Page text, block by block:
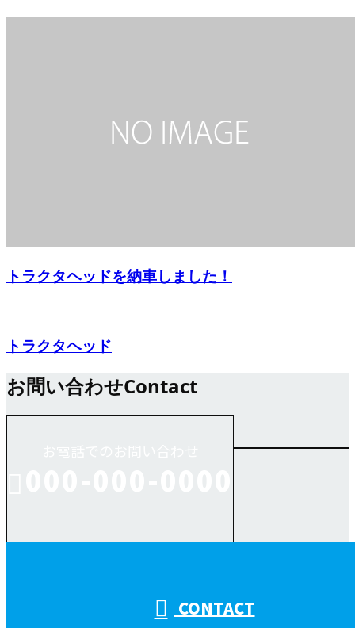
トラクタヘッドを納車しました！
トラクタヘッド
お問い合わせContact
CONTACT